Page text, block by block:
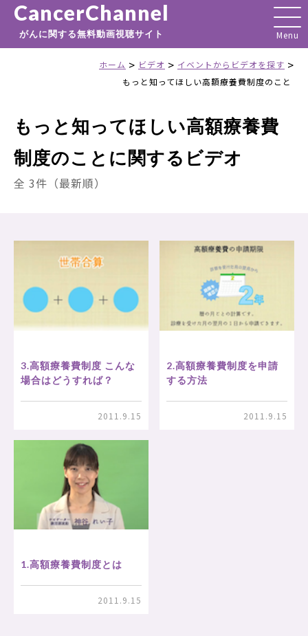
CancerChannel
がんに関する無料動画視聴サイト
ホーム > ビデオ > イベントからビデオを探す >
もっと知ってほしい高額療養費制度のこと
もっと知ってほしい高額療養費
制度のことに関するビデオ
全 3件（最新順）
3.高額療養費制度 こんな
場合はどうすれば？
2011.9.15
2.高額療養費制度を申請
する方法
2011.9.15
1.高額療養費制度とは
2011.9.15